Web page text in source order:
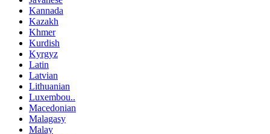
Kannada
Kazakh
Khmer
Kurdish
Kyrgyz
Latin
Latvian
Lithuanian
Luxembou..
Macedonian
Malagasy
Malay